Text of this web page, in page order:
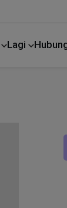
Lagi